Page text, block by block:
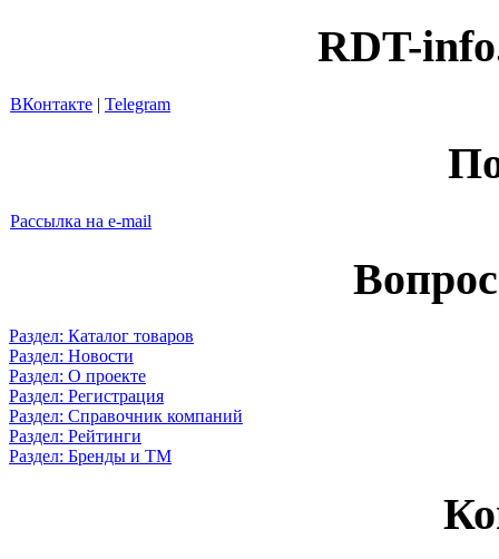
RDT-
ВКонтакте | Telegram
Рассылка на e-mail
Раздел: Каталог товаров
Раздел: Новости
Раздел: О проекте
Раздел: Регистрация
Раздел: Справочник компаний
Раздел: Рейтинги
Раздел: Бренды и ТМ